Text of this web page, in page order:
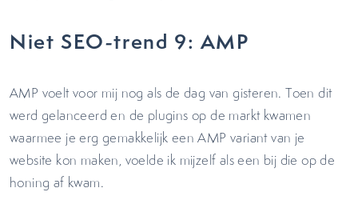
Niet SEO-trend 9: AMP
AMP voelt voor mij nog als de dag van gisteren. Toen dit
werd gelanceerd en de plugins op de markt kwamen
waarmee je erg gemakkelijk een AMP variant van je
website kon maken, voelde ik mijzelf als een bij die op de
honing af kwam.